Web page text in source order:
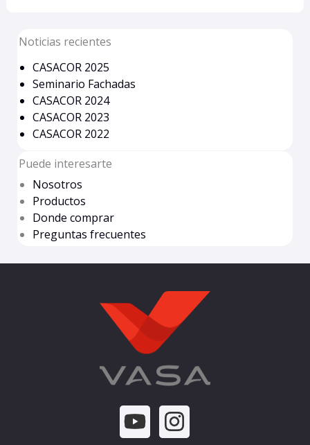
Noticias recientes
CASACOR 2025
Seminario Fachadas
CASACOR 2024
CASACOR 2023
CASACOR 2022
Puede interesarte
Nosotros
Productos
Donde comprar
Preguntas frecuentes